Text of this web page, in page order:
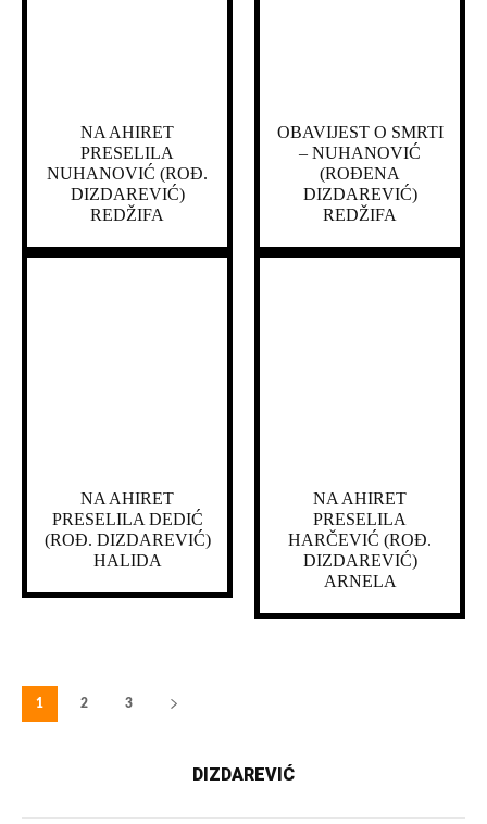
NA AHIRET
PRESELILA
NUHANOVIĆ (ROĐ.
DIZDAREVIĆ)
REDŽIFA
OBAVIJEST O SMRTI
– NUHANOVIĆ
(ROĐENA
DIZDAREVIĆ)
REDŽIFA
NA AHIRET
PRESELILA DEDIĆ
(ROĐ. DIZDAREVIĆ)
HALIDA
NA AHIRET
PRESELILA
HARČEVIĆ (ROĐ.
DIZDAREVIĆ)
ARNELA
1 2 3
DIZDAREVIĆ